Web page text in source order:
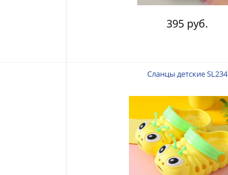
395 руб.
Сланцы детские SL234